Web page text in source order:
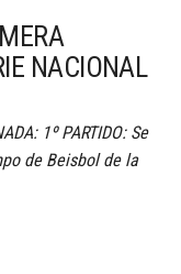
NACIONAL
1º PARTIDO: Se
de Beisbol de la